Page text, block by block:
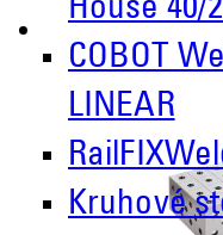
House 40/
COBOT
LINEAR
Kruhové